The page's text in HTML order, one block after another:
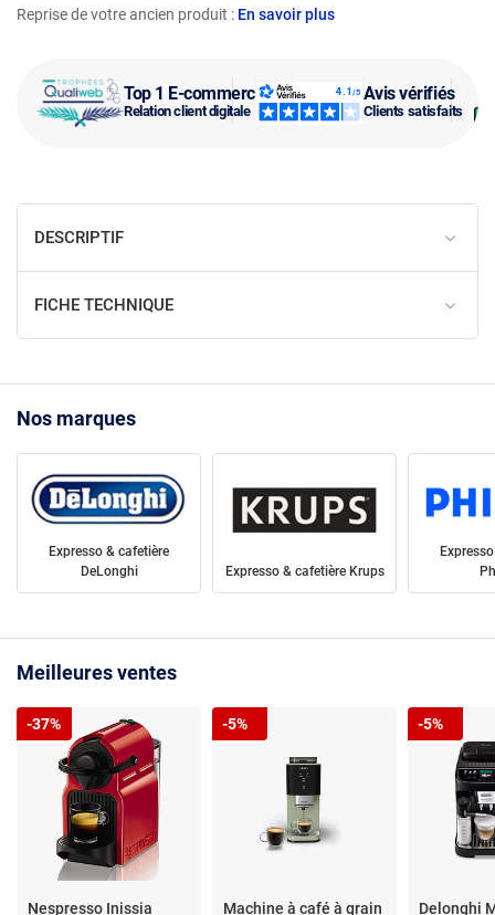
Top 1 E-commerce
Relation client digitale
Avis vérifiés
Clients satisfaits
Reprise de votre ancien produit : En savoir plus
DESCRIPTIF
FICHE TECHNIQUE
Nos marques
Expresso & cafetière
DeLonghi
Expresso & cafetière Krups
Meilleures ventes
Nespresso Inissia
-37%
Machine à café à grain
-5%
Delonghi
-5%